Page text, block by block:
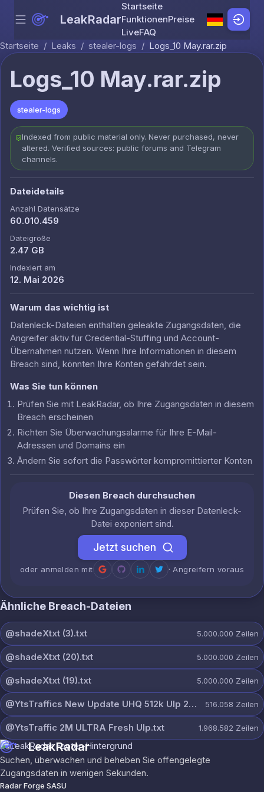
Skip to content
Menu LeakRadar
Startseite
FunktionenPreise
LiveFAQ
Startseite / Leaks / stealer-logs / Logs_10 May.rar.zip
Logs_10 May.rar.zip
stealer-logs
Indexed from public material only. Never purchased, never
altered. Verified sources: public forums and Telegram
channels.
Dateidetails
Anzahl Datensätze
60.010.459
Dateigröße
2.47 GB
Indexiert am
12. Mai 2026
Warum das wichtig ist
Datenleck-Dateien enthalten geleakte Zugangsdaten, die
Angreifer aktiv für Credential-Stuffing und Account-
Übernahmen nutzen. Wenn Ihre Informationen in diesem
Breach sind, könnten Ihre Konten gefährdet sein.
Was Sie tun können
Prüfen Sie mit LeakRadar, ob Ihre Zugangsdaten in diesem
Breach erscheinen
Richten Sie Überwachungsalarme für Ihre E-Mail-
Adressen und Domains ein
Ändern Sie sofort die Passwörter kompromittierter Konten
Diesen Breach durchsuchen
Prüfen Sie, ob Ihre Zugangsdaten in dieser Datenleck-
Datei exponiert sind.
Jetzt suchen
oder anmelden mit · Angreifern voraus
Ähnliche Breach-Dateien
@shadeXtxt (3).txt 5.000.000 Zeilen
@shadeXtxt (20).txt 5.000.000 Zeilen
@shadeXtxt (19).txt 5.000.000 Zeilen
@YtsTraffics New Update UHQ 512k Ulp 23-4-2026.txt 516.058 Zeilen
@YtsTraffic 2M ULTRA Fresh Ulp.txt 1.968.582 Zeilen
LeakRadar
Suchen, überwachen und beheben Sie offengelegte
Zugangsdaten in wenigen Sekunden.
Radar Forge SASU